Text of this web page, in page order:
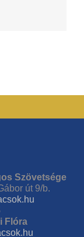
Szövetsége
út 9/b.
Flóra